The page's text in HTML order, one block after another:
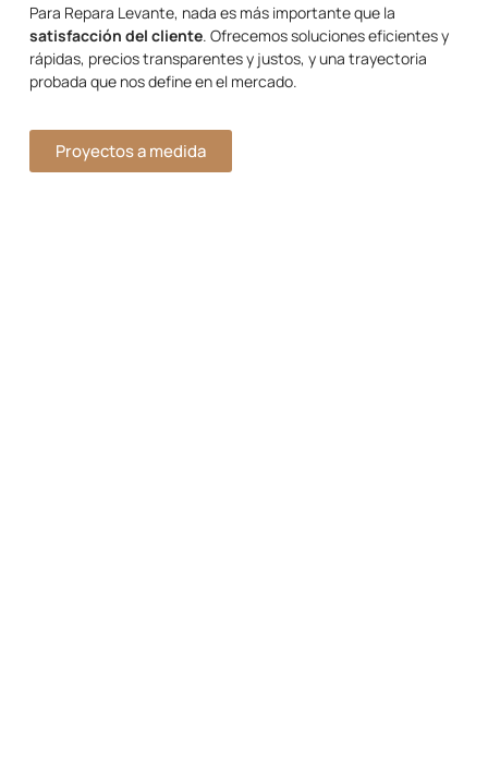
Para Repara Levante, nada es más importante que la
satisfacción del cliente. Ofrecemos soluciones eficientes y
rápidas, precios transparentes y justos, y una trayectoria
probada que nos define en el mercado.
Proyectos a medida